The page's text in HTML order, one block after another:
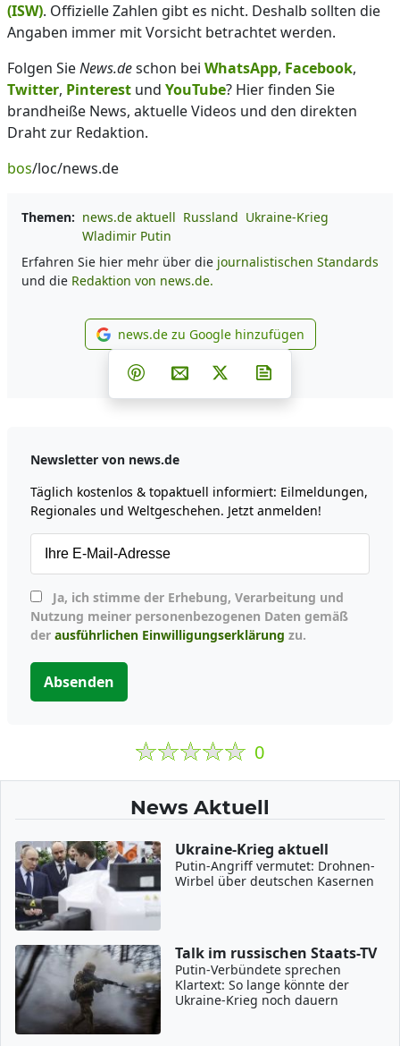
(ISW). Offizielle Zahlen gibt es nicht. Deshalb sollten die
Angaben immer mit Vorsicht betrachtet werden.
Folgen SieNews.deschon bei WhatsApp, Facebook,
Twitter, Pinterest und YouTube? Hier finden Sie
brandheiße News, aktuelle Videos und den direkten
Draht zur Redaktion.
bos/loc/news.de
Themen: news.de aktuell Russland Ukraine-Krieg
Wladimir Putin
Erfahren Sie hier mehr über die journalistischen Standards
und die Redaktion von news.de.
news.de zu Google
news.de zu Google hinzufügen
Teilen auf Facebook
Teilen auf Whatsapp
Teilen auf Telegram
Teilen auf Pinterest
Per E-Mail teilen
Post auf X
Newsletter von news.de
Täglich kostenlos & topaktuell informiert: Eilmeldungen,
Regionales und Weltgeschehen. Jetzt anmelden!
Nutzung meiner personenbezogenen Daten gemäß
der ausführlichen Einwilligungserklärung zu.
Absenden
0
News Aktuell
Ukraine-Krieg aktuell
Putin-Angriff vermutet: Drohnen-
Wirbel über deutschen Kasernen
Talk im russischen Staats-TV
Putin-Verbündete sprechen
Klartext: So lange könnte der
Ukraine-Krieg noch dauern